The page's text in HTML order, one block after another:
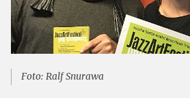
Foto: Ralf Snurawa